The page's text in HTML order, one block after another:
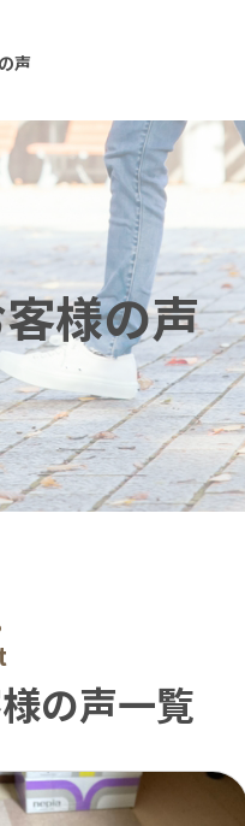
声
様の声
の声一覧